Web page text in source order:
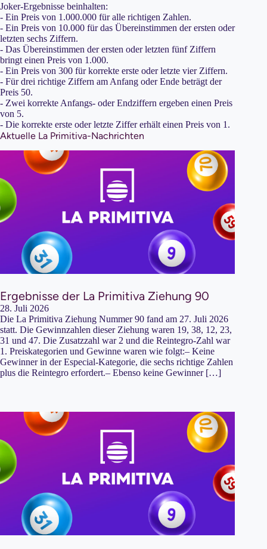
Joker-Ergebnisse beinhalten:
- Ein Preis von 1.000.000 für alle richtigen Zahlen.
- Ein Preis von 10.000 für das Übereinstimmen der ersten oder
letzten sechs Ziffern.
- Das Übereinstimmen der ersten oder letzten fünf Ziffern
bringt einen Preis von 1.000.
- Ein Preis von 300 für korrekte erste oder letzte vier Ziffern.
- Für drei richtige Ziffern am Anfang oder Ende beträgt der
Preis 50.
- Zwei korrekte Anfangs- oder Endziffern ergeben einen Preis
von 5.
- Die korrekte erste oder letzte Ziffer erhält einen Preis von 1.
Aktuelle La Primitiva-Nachrichten
Ergebnisse der La Primitiva Ziehung 90
28. Juli 2026
Die La Primitiva Ziehung Nummer 90 fand am 27. Juli 2026
statt. Die Gewinnzahlen dieser Ziehung waren 19, 38, 12, 23,
31 und 47. Die Zusatzzahl war 2 und die Reintegro-Zahl war
1. Preiskategorien und Gewinne waren wie folgt:– Keine
Gewinner in der Especial-Kategorie, die sechs richtige Zahlen
plus die Reintegro erfordert.– Ebenso keine Gewinner […]